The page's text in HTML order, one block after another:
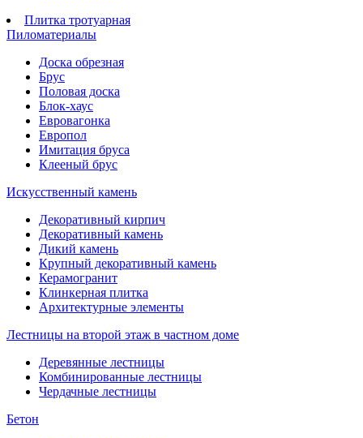
Плитка тротуарная
Пиломатериалы
Доска обрезная
Брус
Половая доска
Блок-хаус
Евровагонка
Европол
Имитация бруса
Клееный брус
Искусственный камень
Декоративный кирпич
Декоративный камень
Дикий камень
Крупный декоративный камень
Керамогранит
Клинкерная плитка
Архитектурные элементы
Лестницы на второй этаж в частном доме
Деревянные лестницы
Комбинированные лестницы
Чердачные лестницы
Бетон